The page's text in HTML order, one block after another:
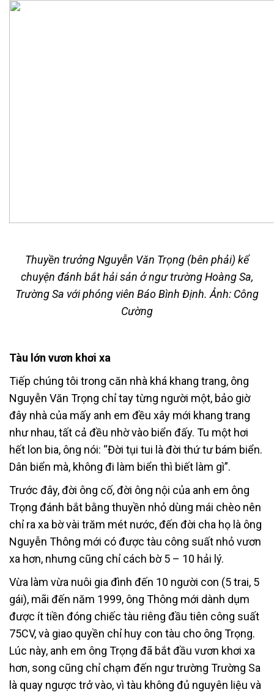
Thuyền trưởng Nguyễn Văn Trọng (bên phải) kể
chuyện đánh bắt hải sản ở ngư trường Hoàng Sa,
Trường Sa với phóng viên Báo Bình Định. Ảnh: Công
Cường
Tàu lớn vươn khơi xa
Tiếp chúng tôi trong căn nhà khá khang trang, ông
Nguyễn Văn Trọng chỉ tay từng người một, bảo giờ
đây nhà của mấy anh em đều xây mới khang trang
như nhau, tất cả đều nhờ vào biển đấy. Tu một hơi
hết lon bia, ông nói: “Đời tụi tui là đời thứ tư bám biển.
Dân biển mà, không đi làm biển thì biết làm gì”.
Trước đây, đời ông cố, đời ông nội của anh em ông
Trọng đánh bắt bằng thuyền nhỏ dùng mái chèo nên
chỉ ra xa bờ vài trăm mét nước, đến đời cha họ là ông
Nguyễn Thông mới có được tàu công suất nhỏ vươn
xa hơn, nhưng cũng chỉ cách bờ 5 – 10 hải lý.
Vừa làm vừa nuôi gia đình đến 10 người con (5 trai, 5
gái), mãi đến năm 1999, ông Thông mới dành dụm
được ít tiền đóng chiếc tàu riêng đầu tiên công suất
75CV, và giao quyền chỉ huy con tàu cho ông Trọng.
Lúc này, anh em ông Trọng đã bắt đầu vươn khơi xa
hơn, song cũng chỉ chạm đến ngư trường Trường Sa
là quay ngược trở vào, vì tàu không đủ nguyên liệu và